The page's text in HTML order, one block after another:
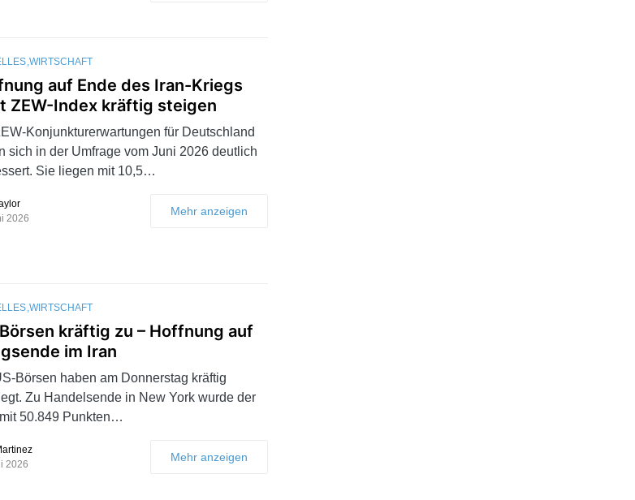
WIRTSCHAFT
auf Ende des Iran-Kriegs
ZEW-Index kräftig steigen
Konjunkturerwartungen für Deutschland
sich in der Umfrage vom Juni 2026 deutlich
Sie liegen mit 10,5…
2026
Mehr anzeigen
WIRTSCHAFT
kräftig zu – Hoffnung auf
im Iran
Börsen haben am Donnerstag kräftig
Zu Handelsende in New York wurde der
50.849 Punkten…
2026
Mehr anzeigen